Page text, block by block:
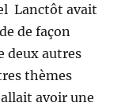
Lanctôt avait
de façon
deux autres
thèmes
avoir une